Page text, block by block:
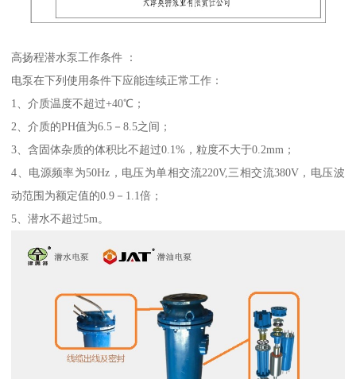
高扬程潜水泵工作条件 ：
电泵在下列使用条件下应能连续正常工作：
1、介质温度不超过+40℃；
2、介质的PH值为6.5－8.5之间；
3、含固体杂质的体积比不超过0.1%，粒度不大于0.2mm；
4、电源频率为50Hz，电压为单相交流220V,三相交流380V，电压波
动范围为额定值的0.9－1.1倍；
5、潜水不超过5m。